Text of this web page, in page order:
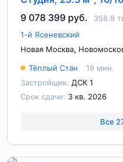
9 078 399 руб.
358.8
1-й Ясеневский
Новая Москва,
Тёплый Стан
19 мин.
Застройщик: ДСК 1
Срок сдачи: 3 кв. 2026
Все